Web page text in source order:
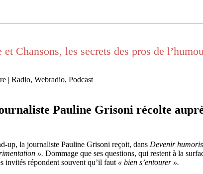
Chansons, les secrets des pros de
| Radio, Webradio, Podcast
Pauline Grisoni récolte
up, la journaliste Pauline Grisoni reçoit, dans Devenir
». Dommage que ses questions, qui restent à la
invités répondent souvent qu’il faut « bien s’entourer ».